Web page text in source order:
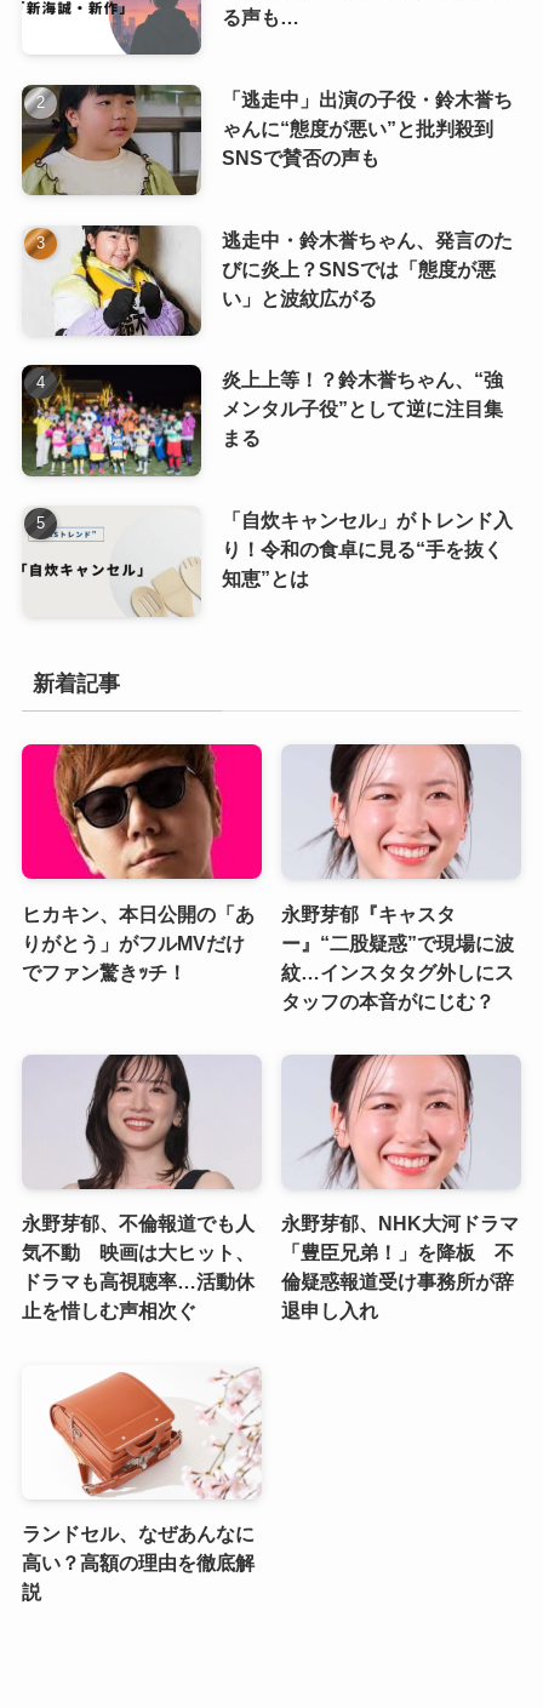
る声も…
「逃走中」出演の子役・鈴木誉ち
ゃんに“態度が悪い”と批判殺到
SNSで賛否の声も
逃走中・鈴木誉ちゃん、発言のた
びに炎上？SNSでは「態度が悪
い」と波紋広がる
炎上上等！？鈴木誉ちゃん、“強
メンタル子役”として逆に注目集
まる
「自炊キャンセル」がトレンド入
り！令和の食卓に見る“手を抜く
知恵”とは
新着記事
ヒカキン、本日公開の「あ
りがとう」がフルMVだけ
でファン驚きｯチ！
永野芽郁『キャスタ
ー』“二股疑惑”で現場に波
紋…インスタタグ外しにス
タッフの本音がにじむ？
永野芽郁、不倫報道でも人
気不動 映画は大ヒット、
ドラマも高視聴率…活動休
止を惜しむ声相次ぐ
永野芽郁、NHK大河ドラマ
「豊臣兄弟！」を降板 不
倫疑惑報道受け事務所が辞
退申し入れ
ランドセル、なぜあんなに
高い？高額の理由を徹底解
説